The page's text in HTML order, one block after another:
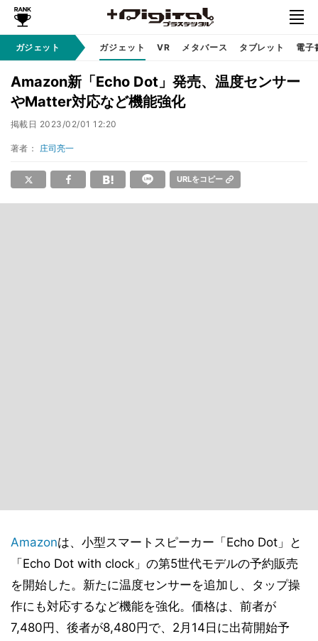
ガジェット ガジェット VR メタバース タブレット 電子
Amazon新「Echo Dot」発売、温度センサー
やMatter対応など機能強化
掲載日 2023/02/01 12:20
著者： 庄司亮一
URLをコピー
Amazonは、小型スマートスピーカー「Echo Dot」と
「Echo Dot with clock」の第5世代モデルの予約販売
を開始した。新たに温度センサーを追加し、タップ操
作にも対応するなど機能を強化。価格は、前者が
7,480円、後者が8,480円で、2月14日に出荷開始予